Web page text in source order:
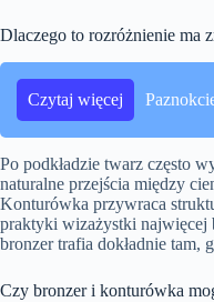
Dlaczego to rozróżnienie ma
Czytaj więcej
Po podkładzie twarz często
naturalne przejścia między
Konturówka przywraca
praktyki wizażystki najwięcej
bronzer trafia dokładnie tam,
Czy bronzer i konturówka